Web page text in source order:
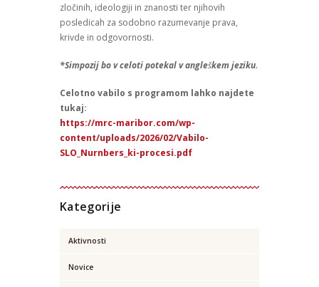
zločinih, ideologiji in znanosti ter njihovih
posledicah za sodobno razumevanje prava,
krivde in odgovornosti.
*Simpozij bo v celoti potekal v angleškem jeziku.
Celotno vabilo s programom lahko najdete
tukaj:
https://mrc-maribor.com/wp-
content/uploads/2026/02/Vabilo-
SLO_Nurnbers_ki-procesi.pdf
Kategorije
Aktivnosti
Novice